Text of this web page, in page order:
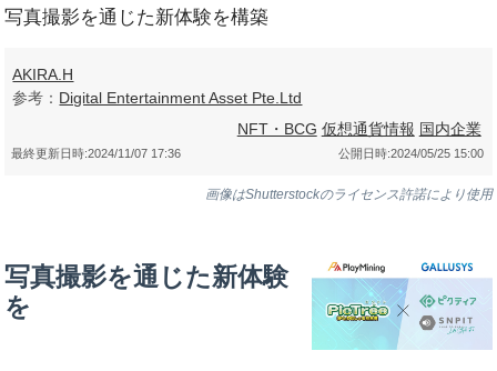
写真撮影を通じた新体験を構築
AKIRA.H
参考： Digital Entertainment Asset Pte.Ltd
NFT・BCG 仮想通貨情報 国内企業
公開日時:2024/05/25 15:00
最終更新日時:2024/11/07 17:36
画像はShutterstockのライセンス許諾により使用
写真撮影を通じた新体験
を